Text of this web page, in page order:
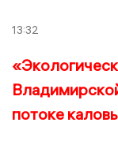
13:32
потоке